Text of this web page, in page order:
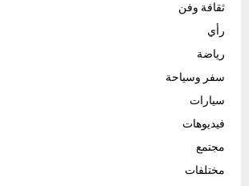
ثقافة وفن
رأي
رياضة
سفر وسياحة
سيارات
فيديوهات
مجتمع
مختلفات